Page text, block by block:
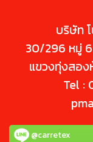
บริษัท
30/296 หมู่
แขวงทุ่งสอง
Tel :
@carretex